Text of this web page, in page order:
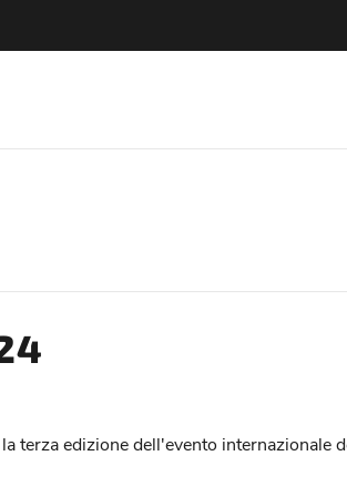
terza edizione dell'evento